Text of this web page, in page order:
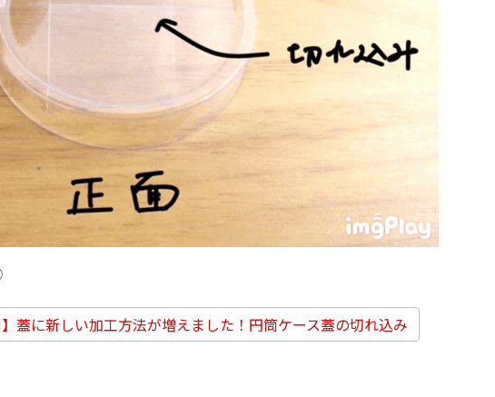
】蓋に新しい加工方法が増えました！円筒ケース蓋の切れ込み